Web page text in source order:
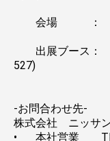
会場 ： 東京
出展ブース：
527)
-お問合わせ先-
株式会社 ニッサ
•
本社営業